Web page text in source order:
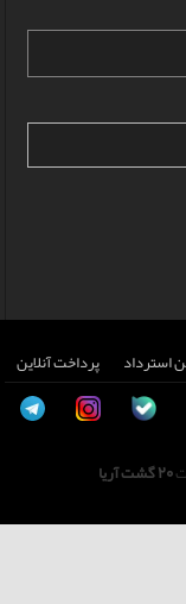
استرداد پرداخت آنلاین
20 گشت آریا